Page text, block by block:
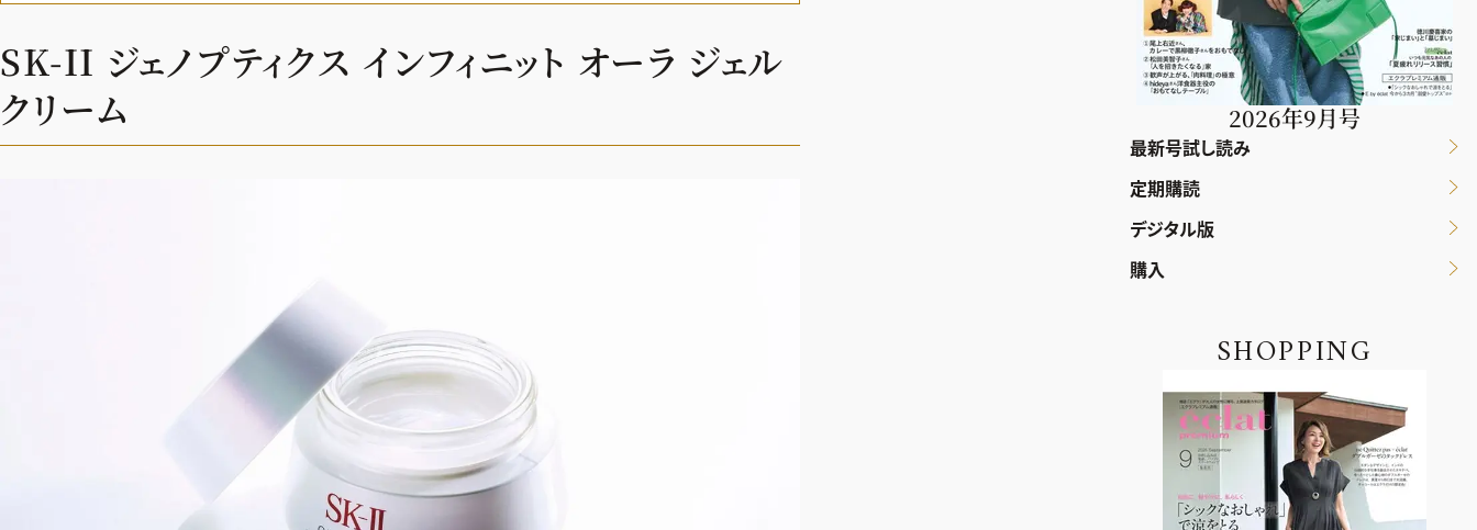
SK-II ジェノプティクス インフィニット オーラ ジェル
クリーム
2026年9月号
最新号試し読み
定期購読
デジタル版
購入
SHOPPING